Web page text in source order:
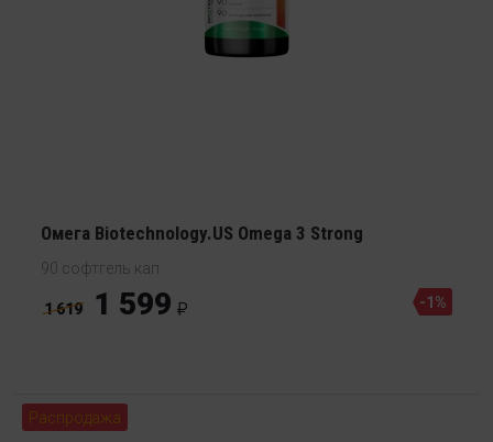
Омега Biotechnology.US Omega 3 Strong
90 софтгель кап
1 619 1 599 -1%
Распродажа